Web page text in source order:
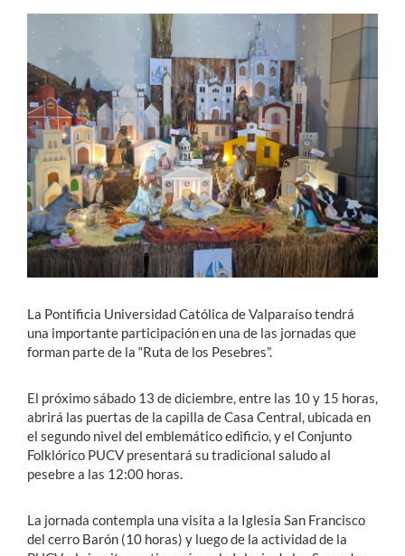
Académicos
Funcionarios
Alumni
English
La Pontificia Universidad Católica de Valparaíso tendrá
una importante participación en una de las jornadas que
forman parte de la “Ruta de los Pesebres”.
El próximo sábado 13 de diciembre, entre las 10 y 15 horas,
abrirá las puertas de la capilla de Casa Central, ubicada en
el segundo nivel del emblemático edificio, y el Conjunto
Folklórico PUCV presentará su tradicional saludo al
pesebre a las 12:00 horas.
La jornada contempla una visita a la Iglesia San Francisco
del cerro Barón (10 horas) y luego de la actividad de la